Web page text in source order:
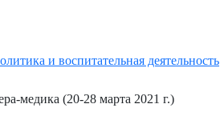
и воспитательная деятельность
медика (20-28 марта 2021 г.)